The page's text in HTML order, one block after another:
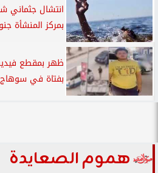
انتشال جثماني
بمركز المنشأة
ظهر بمقطع
بفتاة في سوهاج
هموم الصعايدة